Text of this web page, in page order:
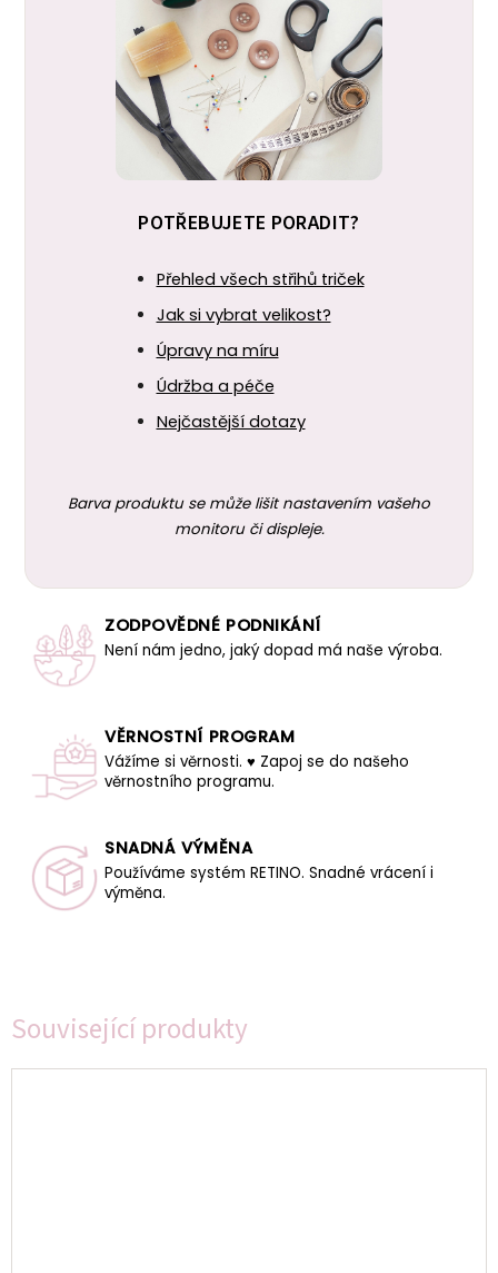
Související produkty
POTŘEBUJETE PORADIT?
Přehled všech střihů triček
Jak si vybrat velikost?
Úpravy na míru
Údržba a péče
Nejčastější dotazy
Barva produktu se může lišit nastavením vašeho
monitoru či displeje.
ZODPOVĚDNÉ PODNIKÁNÍ
Není nám jedno, jaký dopad má naše výroba.
VĚRNOSTNÍ PROGRAM
Vážíme si věrnosti. ♥ Zapoj se do našeho
věrnostního programu.
SNADNÁ VÝMĚNA
Používáme systém RETINO. Snadné vrácení i
výměna.